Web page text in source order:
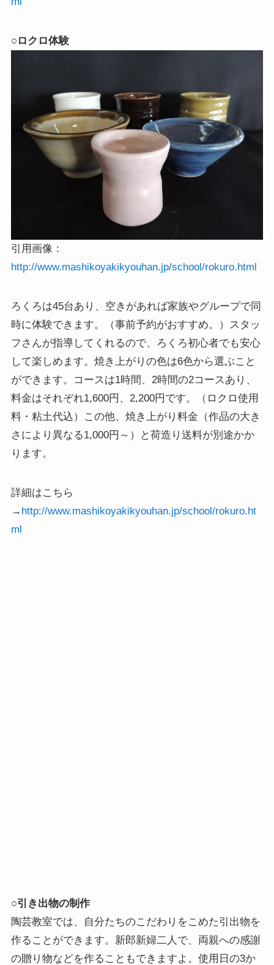
○ ロクロ体験
引用画像：
http://www.mashikoyakikyouhan.jp/school/rokuro.html
ろくろは45台あり、空きがあれば家族やグループで同
時に体験できます。（事前予約がおすすめ。）スタッ
フさんが指導してくれるので、ろくろ初心者でも安心
して楽しめます。焼き上がりの色は6色から選ぶこと
ができます。コースは1時間、2時間の2コースあり、
料金はそれぞれ1,600円、2,200円です。（ロクロ使用
料・粘土代込）この他、焼き上がり料金（作品の大き
さにより異なる1,000円～）と荷造り送料が別途かか
ります。
詳細はこちら
→ http://www.mashikoyakikyouhan.jp/school/rokuro.ht
ml
○引き出物の制作
陶芸教室では、自分たちのこだわりをこめた引出物を
作ることができます。新郎新婦二人で、両親への感謝
の贈り物などを作ることもできますよ。使用日の3か